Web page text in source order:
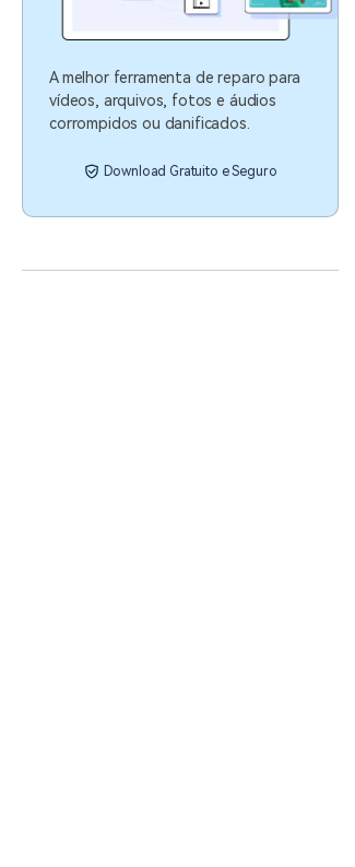
A melhor ferramenta de reparo para
vídeos, arquivos, fotos e áudios
corrompidos ou danificados.
Download Gratuito e Seguro